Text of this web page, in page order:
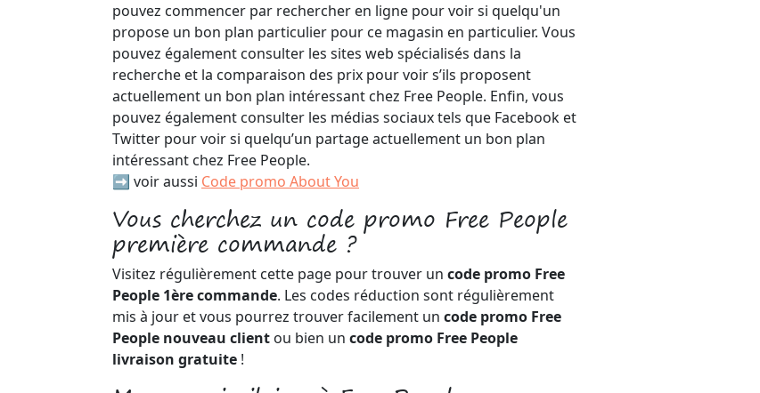
pouvez commencer par rechercher en ligne pour voir si quelqu'un
propose un bon plan particulier pour ce magasin en particulier. Vous
pouvez également consulter les sites web spécialisés dans la
recherche et la comparaison des prix pour voir s’ils proposent
actuellement un bon plan intéressant chez Free People. Enfin, vous
pouvez également consulter les médias sociaux tels que Facebook et
Twitter pour voir si quelqu’un partage actuellement un bon plan
intéressant chez Free People.
➡️ voir aussi Code promo About You
Vous cherchez un code promo Free People
première commande ?
Visitez régulièrement cette page pour trouver un code promo Free
People 1ère commande. Les codes réduction sont régulièrement
mis à jour et vous pourrez trouver facilement un code promo Free
People nouveau client ou bien un code promo Free People
livraison gratuite !